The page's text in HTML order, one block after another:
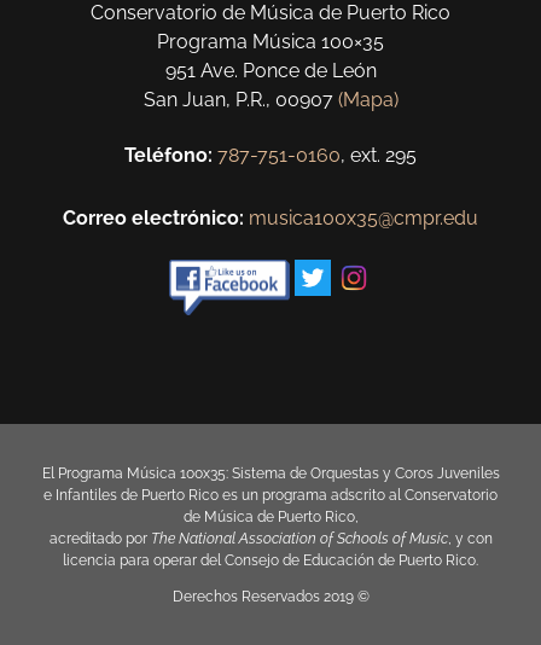
Conservatorio de Música de Puerto Rico
Programa Música 100×35
951 Ave. Ponce de León
San Juan, P.R., 00907 (Mapa)
Teléfono: 787-751-0160, ext. 295
Correo electrónico: musica100x35@cmpr.edu
El Programa Música 100x35: Sistema de Orquestas y Coros Juveniles
e Infantiles de Puerto Rico es un programa adscrito al Conservatorio
de Música de Puerto Rico,
acreditado por The National Association of Schools of Music, y con
licencia para operar del Consejo de Educación de Puerto Rico.
Derechos Reservados 2019 ©